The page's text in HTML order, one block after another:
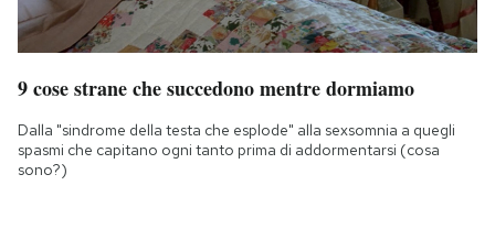
9 cose strane che succedono mentre dormiamo
Dalla "sindrome della testa che esplode" alla sexsomnia a quegli
spasmi che capitano ogni tanto prima di addormentarsi (cosa
sono?)